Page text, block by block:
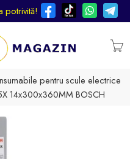
potrivită!
pentru scule electrice
14x300x360MM BOSCH